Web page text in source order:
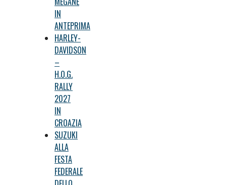
IN
ANTEPRIMA
HARLEY-
DAVIDSON
–
H.O.G.
RALLY
2027
IN
CROAZIA
SUZUKI
ALLA
FESTA
FEDERALE